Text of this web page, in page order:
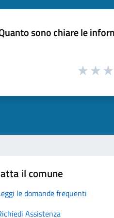
sono chiare le
il comune
le domande frequenti
Assistenza